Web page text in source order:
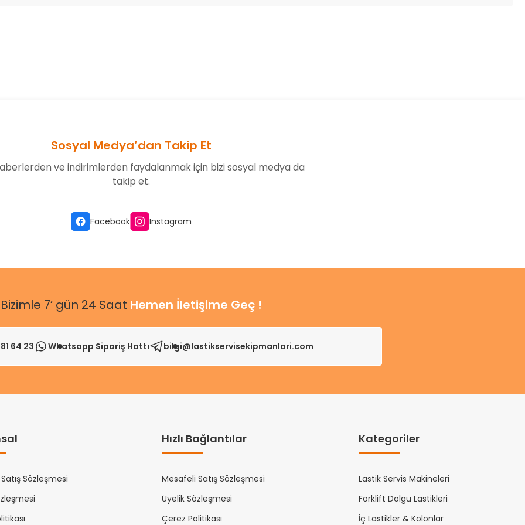
Gönder
Sosyal Medya’dan Takip Et
ve indirimlerden faydalanmak için bizi sosyal medya da
takip et.
Facebook Instagram
Bizimle 7’ gün 24 Saat Hemen İletişime Geç !
64 23 Whatsapp Sipariş Hattı bilgi@lastikservisekipmanlari.com
Sözleşmesi
Hızlı Bağlantılar
Mesafeli Satış Sözleşmesi
Üyelik Sözleşmesi
Çerez Politikası
Kategoriler
Lastik Servis Makineleri
Forklift Dolgu Lastikleri
İç Lastikler & Kolonlar